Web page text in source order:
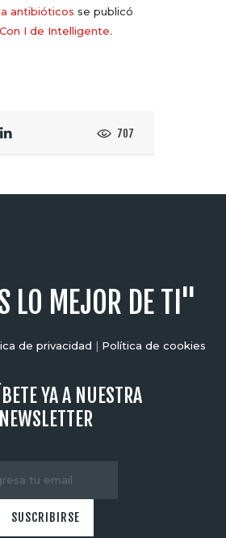
antibióticos se publicó
Con I de Intelligente.
707
LO MEJOR DE TI"
de privacidad | Política de cookies
YA A NUESTRA
NEWSLETTER